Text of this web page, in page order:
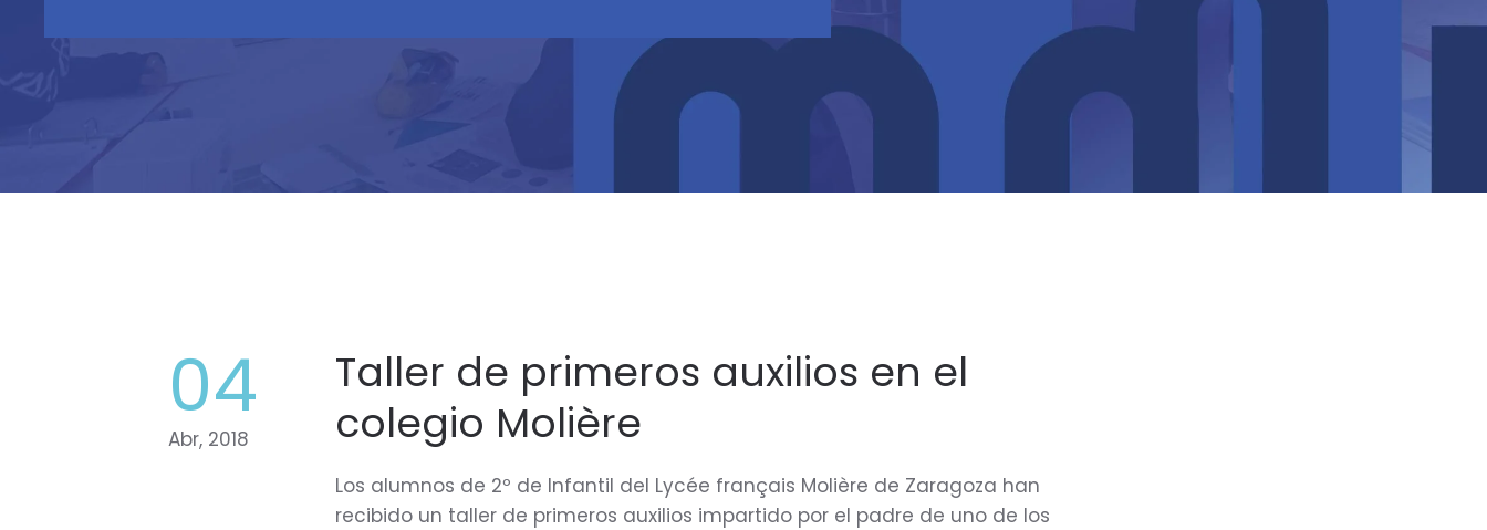
04
Abr, 2018
Taller de primeros auxilios en el
colegio Molière
Los alumnos de 2º de Infantil del Lycée français Molière de Zaragoza han
recibido un taller de primeros auxilios impartido por el padre de uno de los